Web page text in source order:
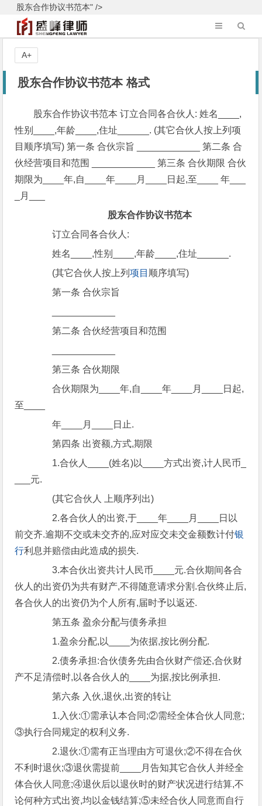
股东合作协议书范本" />
股东合作协议书范本 格式
股东合作协议书范本 订立合同各合伙人: 姓名____,
性别____,年龄____,住址______. (其它合伙人按上列项
目顺序填写) 第一条 合伙宗旨 ____________ 第二条 合
伙经营项目和范围 ____________ 第三条 合伙期限 合伙
期限为____年,自____年____月____日起,至____ 年___
_月___
股东合作协议书范本
订立合同各合伙人:
姓名____,性别____,年龄____,住址______.
(其它合伙人按上列项目 顺序填写)
第一条 合伙宗旨
第二条 合伙经营项目和范围
第三条 合伙期限
合伙期限为____年,自____年____月____日起,
至____
年____月____日止.
第四条 出资额,方式,期限
1.合伙人____(姓名)以____方式出资,计人民币_
___元.
(其它合伙人 上顺序列出)
2.各合伙人的出资,于____年____月____日以
前交齐.逾期不交或未交齐的,应对应交未交金额数计付银
行利息并赔偿由此造成的损失.
3.本合伙出资共计人民币____元.合伙期间各合
伙人的出资仍为共有财产,不得随意请求分割.合伙终止后,
各合伙人的出资仍为个人所有,届时予以返还.
第五条 盈余分配与债务承担
1.盈余分配,以____为依据,按比例分配.
2.债务承担:合伙债务先由合伙财产偿还,合伙财
产不足清偿时,以各合伙人的____为据,按比例承担.
第六条 入伙,退伙,出资的转让
1.入伙:①需承认本合同;②需经全体合伙人同意;
③执行合同规定的权利义务.
2.退伙:①需有正当理由方可退伙;②不得在合伙
不利时退伙;③退伙需提前____月告知其它合伙人并经全
体合伙人同意;④退伙后以退伙时的财产状况进行结算,不
论何种方式出资,均以金钱结算;⑤未经合伙人同意而自行
A+